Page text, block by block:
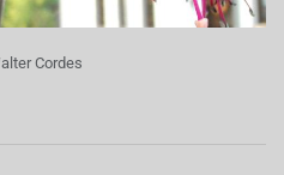
Cordes